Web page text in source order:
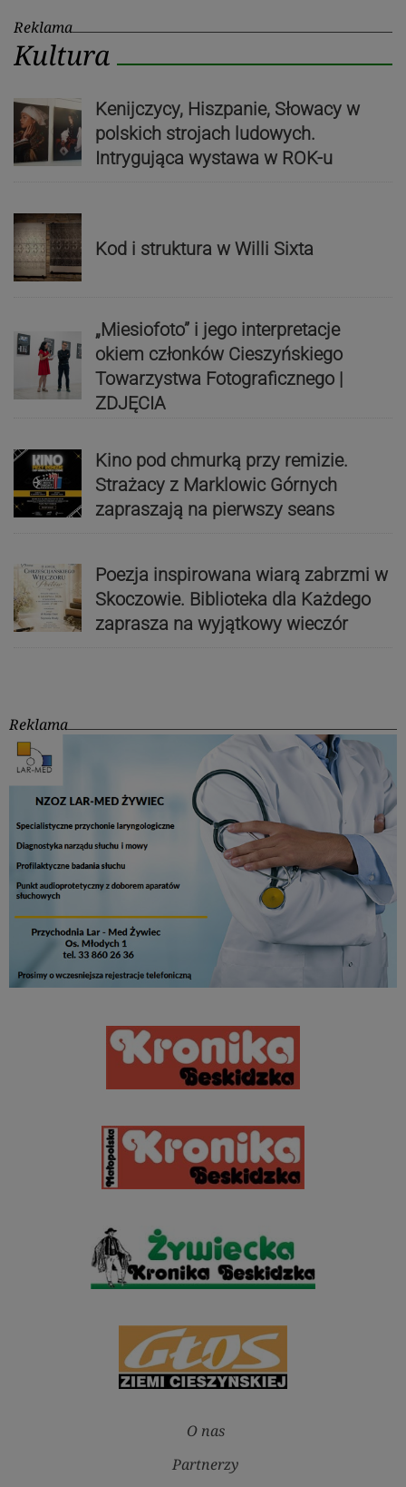
Reklama
Kultura
Kenijczycy, Hiszpanie, Słowacy w
polskich strojach ludowych.
Intrygująca wystawa w ROK-u
Kod i struktura w Willi Sixta
„Miesiofoto” i jego interpretacje
okiem członków Cieszyńskiego
Towarzystwa Fotograficznego |
ZDJĘCIA
Kino pod chmurką przy remizie.
Strażacy z Marklowic Górnych
zapraszają na pierwszy seans
Poezja inspirowana wiarą zabrzmi w
Skoczowie. Biblioteka dla Każdego
zaprasza na wyjątkowy wieczór
Reklama
O nas
Partnerzy